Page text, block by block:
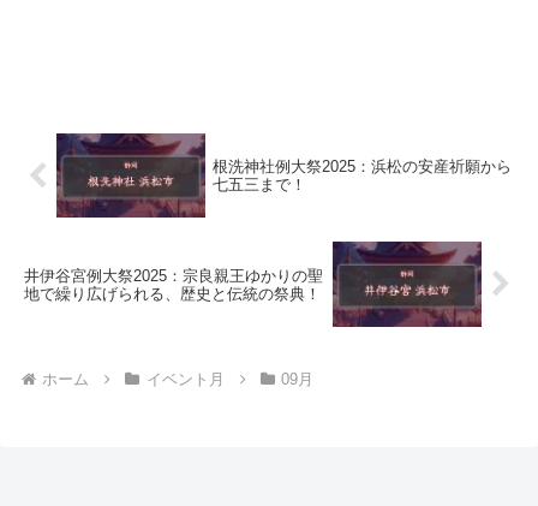
根洗神社例大祭2025：浜松の安産祈願から
七五三まで！
井伊谷宮例大祭2025：宗良親王ゆかりの聖
地で繰り広げられる、歴史と伝統の祭典！
ホーム イベント月 09月